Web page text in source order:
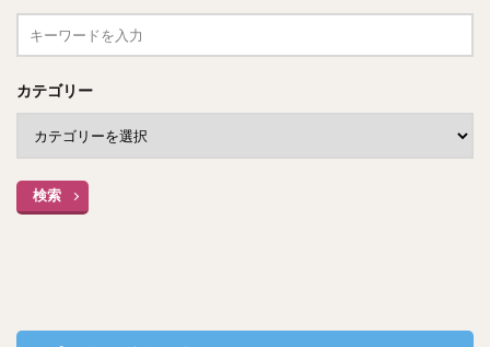
こちらは宮島の中、厳島神社の行く途中にある
１９４８年創業で、日本初の焼き牡蠣発祥のお店と言われて
います！
お店の場所はこちら！
カテゴリー
検索